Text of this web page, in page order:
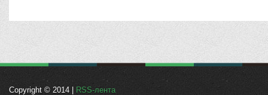
Copyright © 2014 | RSS-лента